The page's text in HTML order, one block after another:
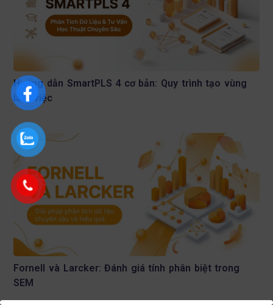
Hướng dẫn SmartPLS 4 cơ bản: Quy trình tạo vùng
làm việc
Fornell và Larcker: Đánh giá tính phân biệt trong
SEM